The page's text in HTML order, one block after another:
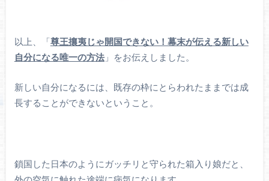
以上、「尊王攘夷じゃ開国できない！幕末が伝える新しい
自分になる唯一の方法」をお伝えしました。
新しい自分になるには、既存の枠にとらわれたままでは成
長することができないということ。
鎖国した日本のようにガッチリと守られた箱入り娘だと、